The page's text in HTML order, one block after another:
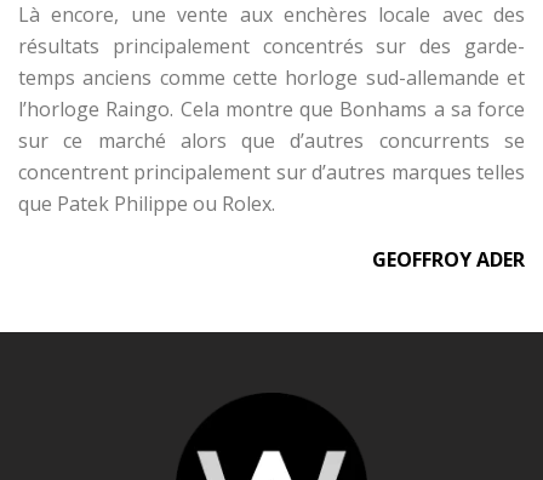
Là encore, une vente aux enchères locale avec des
résultats principalement concentrés sur des garde-
temps anciens comme cette horloge sud-allemande et
l’horloge Raingo. Cela montre que Bonhams a sa force
sur ce marché alors que d’autres concurrents se
concentrent principalement sur d’autres marques telles
que Patek Philippe ou Rolex.
GEOFFROY ADER